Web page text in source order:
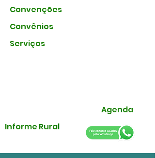
Convenções
Convênios
Serviços
Agenda
Informe Rural